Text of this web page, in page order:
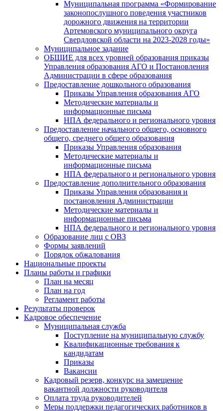
Муниципальная программа «Формирование
законопослушного поведения участников
дорожного движения на территории
Артемовского муниципального округа
Свердловской области на 2023-2028 годы»
Муниципальное задание
ОБЩИЕ для всех уровней образования приказы
Управления образования АГО и Постановления
Администрации в сфере образования
Предоставление дошкольного образования
Приказы Управления образования АГО
Методические материалы и
информационные письма
НПА федерального и регионального уровня
Предоставление начального общего, основного
общего, среднего общего образования
Приказы Управления образования
Методические материалы и
информационные письма
НПА федерального и регионального уровня
Предоставление дополнительного образования
Приказы Управления образования и
постановления Администрации
Методические материалы и
информационные письма
НПА федерального и регионального уровня
Образование лиц с ОВЗ
Формы заявлений
Порядок обжалования
Национальные проекты
Планы работы и графики
План на месяц
План на год
Регламент работы
Результаты проверок
Кадровое обеспечение
Муниципальная служба
Поступление на муниципальную службу
Квалификационные требования к
кандидатам
Приказы
Вакансии
Кадровый резерв, конкурс на замещение
вакантной должности руководителя
Оплата труда руководителей
Меры поддержки педагогических работников в